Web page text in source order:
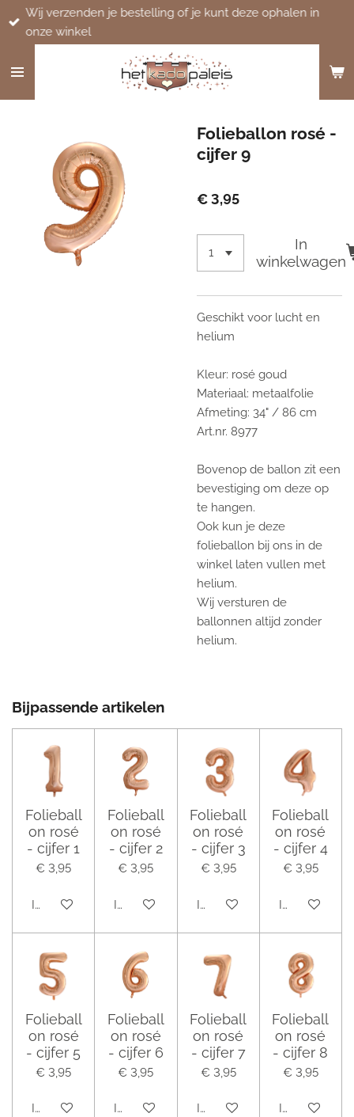
Ga
direct
de
Wij verzenden je bestelling of je kunt deze ophalen in
onze winkel
Folieballon rosé -
cijfer 9
€ 3,95
In
winkelwagen
Geschikt voor lucht en
helium
Kleur: rosé goud
Materiaal: metaalfolie
Afmeting: 34" / 86 cm
Art.nr. 8977
Bovenop de ballon zit een
bevestiging om deze op
te hangen.
Ook kun je deze
folieballon bij ons in de
winkel laten vullen met
helium.
Wij versturen de
ballonnen altijd zonder
helium.
Bijpassende artikelen
Folieball
on rosé
- cijfer 1
€ 3,95
In winkelwagen
Folieball
on rosé
- cijfer 2
€ 3,95
In winkelwagen
Folieball
on rosé
- cijfer 3
€ 3,95
In winkelwagen
Folieball
on rosé
- cijfer 4
€ 3,95
In
Folieball
on rosé
- cijfer 5
€ 3,95
In winkelwagen
Folieball
on rosé
- cijfer 6
€ 3,95
In winkelwagen
Folieball
on rosé
- cijfer 7
€ 3,95
In winkelwagen
Folieball
on rosé
- cijfer 8
€ 3,95
In